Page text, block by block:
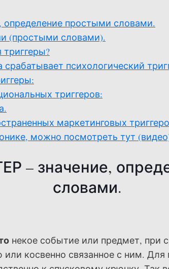
определение простыми словами.
(простыми словами).
срабатывает психологический
триггеров:
маркетинговых
можно посмотреть тут
– значение,
словами.
некое событие или предмет, при
косвенно связанное с ним.